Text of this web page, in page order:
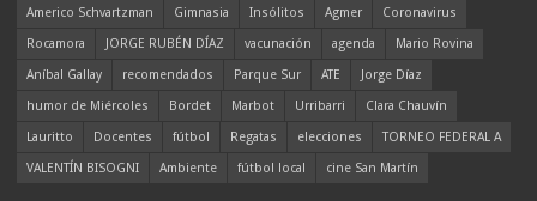
Americo Schvartzman Gimnasia Insólitos Agmer
Coronavirus
Rocamora
JORGE RUBÉN DÍAZ vacunación agenda
Mario Rovina
Aníbal Gallay
recomendados Parque Sur ATE
Jorge Díaz
humor de Miércoles
Bordet Marbot Urribarri
Clara Chauvín
Lauritto
Docentes fútbol Regatas elecciones
TORNEO FEDERAL A
VALENTÍN BISOGNI
Ambiente fútbol local cine San Martín